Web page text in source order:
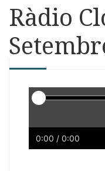
Ràdio
0:00 / 0:00